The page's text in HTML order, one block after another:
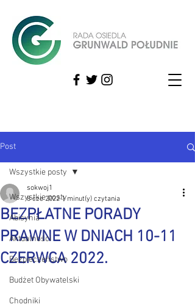
Post
Wszystkie posty
Abisynia
Aktualności
Bezpieczeństwo
Budżet Obywatelski
Chodniki
Wszystkie posty
BEZPŁATNE PORADY
PRAWNE W DNIACH 10-11
CZERWCA 2022.
sokwoj1
8 cze 2022 1 minut(y) czytania